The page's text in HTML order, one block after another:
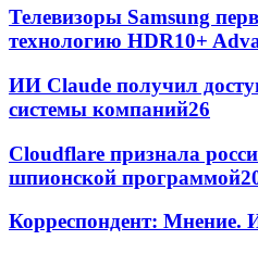
Телевизоры Samsung
технологию HDR10+
ИИ Claude получил
системы компаний26
Cloudflare признала
шпионской программой
Корреспондент: Мнение.